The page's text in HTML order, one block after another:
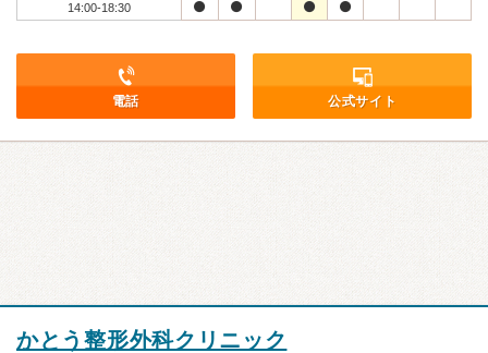
14:00-18:30
電話 公式サイト
かとう整形外科クリニック